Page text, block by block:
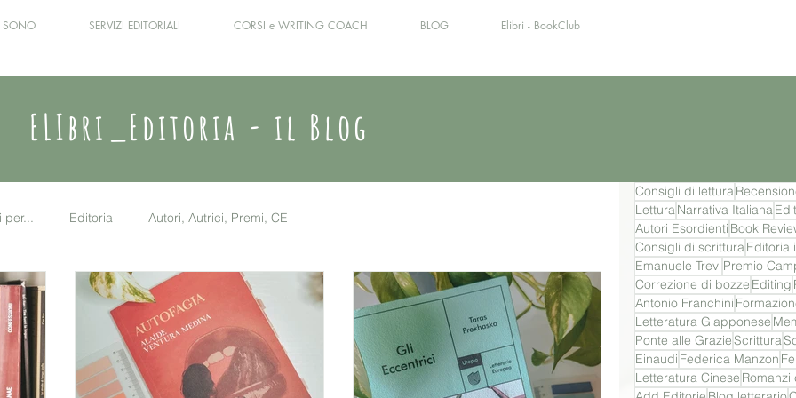
SONO SERVIZI EDITORIALI CORSI e WRITING COACH BLOG Elibri - BookClub
ELIbri_Editoria - il Blog
Editoria Autori, Autrici, Premi, CE
Consigli di lettura
LetturaNarrativa Italiana
Autori Esordienti Book
Consigli di scritturaEditoria
Emanuele Trevi Premio
Correzione di bozze Editing
Antonio Franchini
Letteratura Giapponese
Ponte alle GrazieScrittura
Einaudi Federica Manzon
Letteratura Cinese Romanzi